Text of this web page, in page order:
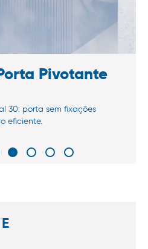
Pivotante
30: porta sem fixações
eficiente.